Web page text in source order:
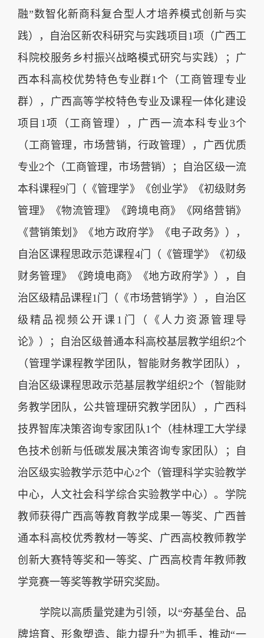
融”数智化新商科复合型人才培养模式创新与实
践），自治区新农科研究与实践项目1项（广西工
科院校服务乡村振兴战略模式研究与实践）；广
西本科高校优势特色专业群1个（工商管理专业
群），广西高等学校特色专业及课程一体化建设
项目1项（工商管理），广西一流本科专业3个
（工商管理，市场营销，行政管理），广西优质
专业2个（工商管理，市场营销）；自治区级一流
本科课程9门（《管理学》《创业学》《初级财务
管理》《物流管理》《跨境电商》《网络营销》
《营销策划》《地方政府学》《电子政务》），
自治区课程思政示范课程4门（《管理学》《初级
财务管理》《跨境电商》《地方政府学》），自
治区级精品课程1门（《市场营销学》），自治区
级精品视频公开课1门（《人力资源管理导
论》）；自治区级普通本科高校基层教学组织2个
（管理学课程教学团队，智能财务教学团队），
自治区级课程思政示范基层教学组织2个（智能财
务教学团队，公共管理研究教学团队），广西科
技界智库决策咨询专家团队1个（桂林理工大学绿
色技术创新与低碳发展决策咨询专家团队）；自
治区级实验教学示范中心2个（管理科学实验教学
中心，人文社会科学综合实验教学中心）。学院
教师获得广西高等教育教学成果一等奖、广西普
通本科高校优秀教材一等奖、广西高校教师教学
创新大赛特等奖和一等奖、广西高校青年教师教
学竞赛一等奖等教学研究奖励。
学院以高质量党建为引领，以“夯基垒台、品
牌培育、形象塑造、能力提升”为抓手，推动“一